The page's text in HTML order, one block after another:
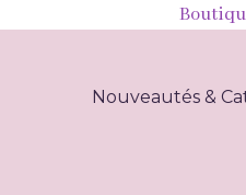
Nouveautés &